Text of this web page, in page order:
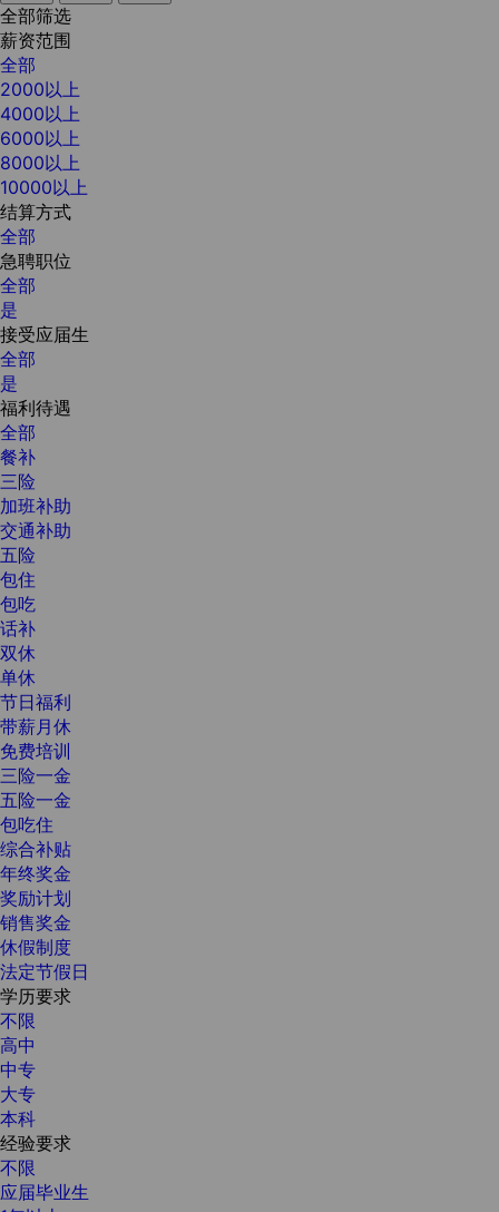
全部筛选
薪资范围
全部
2000以上
4000以上
6000以上
8000以上
10000以上
结算方式
全部
急聘职位
全部
是
接受应届生
全部
是
福利待遇
全部
餐补
三险
加班补助
交通补助
五险
包住
包吃
话补
双休
单休
节日福利
带薪月休
免费培训
三险一金
五险一金
包吃住
综合补贴
年终奖金
奖励计划
销售奖金
休假制度
法定节假日
学历要求
不限
高中
中专
大专
本科
经验要求
不限
应届毕业生